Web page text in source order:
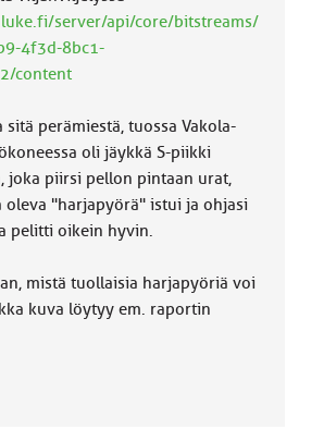
server/api/core/bitstreams/
4f3d-8bc1-
content
perämiestä, tuossa Vakola-
oli jäykkä S-piikki
joka piirsi pellon pintaan urat,
oleva "harjapyörä" istui ja ohjasi
pelitti oikein hyvin.
mistä tuollaisia harjapyöriä voi
kuva löytyy em. raportin